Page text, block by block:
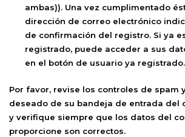
ambas)). Una vez cumplimentado
dirección de correo electrónico
de confirmación del registro. Si ya
registrado, puede acceder a sus
en el botón de usuario ya registrado.
Por favor, revise los controles de spam
deseado de su bandeja de entrada del
y verifique siempre que los datos del
proporcione son correctos.